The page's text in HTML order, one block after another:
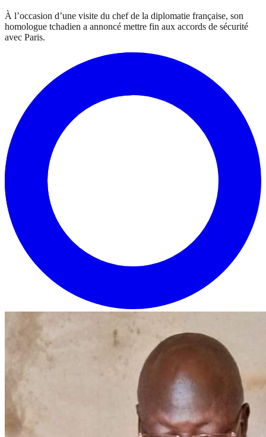
À l’occasion d’une visite du chef de la diplomatie française, son
homologue tchadien a annoncé mettre fin aux accords de sécurité
avec Paris.